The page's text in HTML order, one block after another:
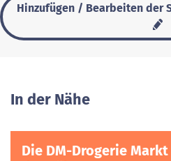
Hinzufügen / Bearbeiten der
In der Nähe
Die DM-Drogerie